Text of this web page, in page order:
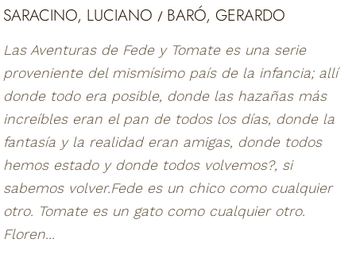
SARACINO, LUCIANO / BARÓ, GERARDO
Las Aventuras de Fede y Tomate es una serie
proveniente del mismísimo país de la infancia; allí
donde todo era posible, donde las hazañas más
increíbles eran el pan de todos los días, donde la
fantasía y la realidad eran amigas, donde todos
hemos estado y donde todos volvemos?, si
sabemos volver.Fede es un chico como cualquier
otro. Tomate es un gato como cualquier otro.
Floren...